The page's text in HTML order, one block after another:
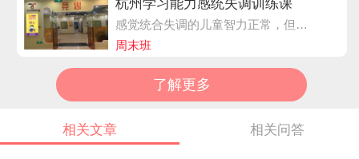
杭州学习能力感统失调训练课
感觉统合失调的儿童智力正常，但由于其统合能力不足导致其智力水平没有得到充分发展，对学习能力、运动技能、社会适应能力等方面造成障碍。 尤其是到了学龄期，在学习能力和性格上出现这样那样的障碍，学习能力下降，语言表达不畅，心理成熟晚，情感脆弱，自控能力差，缺乏自信，人际关系差等等。学习和生活质量就会不断下降。
周末班
了解更多
相关文章 相关问答